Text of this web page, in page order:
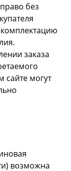
без
заказа
сайте могут
возможна